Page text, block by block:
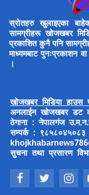
स्रोतहरु खुलाइएका
सामग्रीहरू खोजखबर
प्रकाशित कुनै पनि
माध्यमबाट पुनःप्रकाशन
।
खोजखबर मिडिया हाउस
अनलाईन खोजखबर डट
ठेगाना : नेपालगंज
सम्पर्क : ९८५८०४५०८३
सुचना तथा प्रसारण